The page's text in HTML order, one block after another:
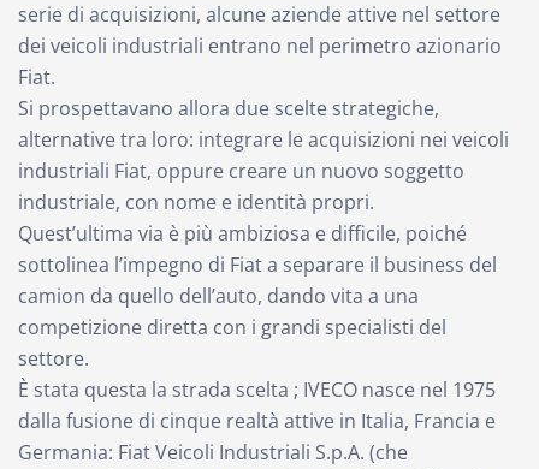
serie di acquisizioni, alcune aziende attive nel settore
dei veicoli industriali entrano nel perimetro azionario
Fiat.
Si prospettavano allora due scelte strategiche,
alternative tra loro: integrare le acquisizioni nei veicoli
industriali Fiat, oppure creare un nuovo soggetto
industriale, con nome e identità propri.
Quest’ultima via è più ambiziosa e difficile, poiché
sottolinea l’impegno di Fiat a separare il business del
camion da quello dell’auto, dando vita a una
competizione diretta con i grandi specialisti del
settore.
È stata questa la strada scelta ; IVECO nasce nel 1975
dalla fusione di cinque realtà attive in Italia, Francia e
Germania: Fiat Veicoli Industriali S.p.A. (che